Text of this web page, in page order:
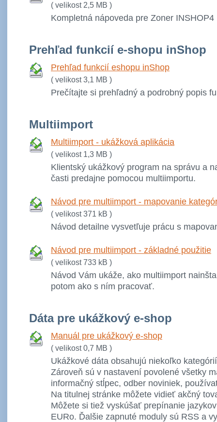
( velikost 2,5 MB )
Kompletná nápoveda pre Zoner INSHOP4
Prehľad funkcií e-shopu inShop
Prehľad funkcií eshopu inShop
( velikost 3,1 MB )
Prečítajte si prehľadný a podrobný popis
Multiimport
Multiimport - ukážková aplikácia
( velikost 1,3 MB )
Klientský ukážkový program na správu a
časti predajne pomocou multiimportu.
Návod pre multiimport - mapovanie
( velikost 371 kB )
Návod detailne vysvetľuje prácu s
Návod pre multiimport - základné použitie
( velikost 733 kB )
Návod Vám ukáže, ako multiimport
potom ako s ním pracovať.
Dáta pre ukážkový e-shop
Manuál pre ukážkový e-shop
( velikost 0,7 MB )
Ukážkové dáta obsahujú niekoľko
Zároveň sú v nastavení povolené všetky
informačný stĺpec, odber noviniek,
Na titulnej stránke môžete vidieť akčný
Môžete si tiež vyskúšať prepínanie
EURo. Ďalšie zapnuté moduly sú RSS a